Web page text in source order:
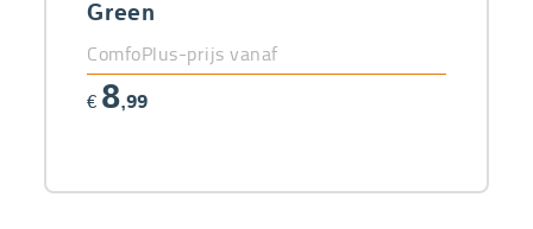
Green
ComfoPlus-prijs vanaf
€ 8,99